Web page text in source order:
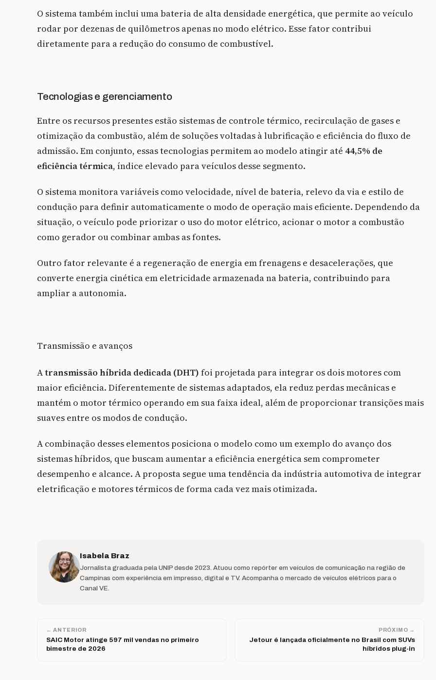
O sistema também inclui uma bateria de alta densidade energética, que permite ao veículo
rodar por dezenas de quilômetros apenas no modo elétrico. Esse fator contribui
diretamente para a redução do consumo de combustível.
Tecnologias e gerenciamento
Entre os recursos presentes estão sistemas de controle térmico, recirculação de gases e
otimização da combustão, além de soluções voltadas à lubrificação e eficiência do fluxo de
admissão. Em conjunto, essas tecnologias permitem ao modelo atingir até 44,5% de
eficiência térmica, índice elevado para veículos desse segmento.
O sistema monitora variáveis como velocidade, nível de bateria, relevo da via e estilo de
condução para definir automaticamente o modo de operação mais eficiente. Dependendo da
situação, o veículo pode priorizar o uso do motor elétrico, acionar o motor a combustão
como gerador ou combinar ambas as fontes.
Outro fator relevante é a regeneração de energia em frenagens e desacelerações, que
converte energia cinética em eletricidade armazenada na bateria, contribuindo para
ampliar a autonomia.
Transmissão e avanços
Atransmissão híbrida dedicada (DHT) foi projetada para integrar os dois motores com
maior eficiência. Diferentemente de sistemas adaptados, ela reduz perdas mecânicas e
mantém o motor térmico operando em sua faixa ideal, além de proporcionar transições mais
suaves entre os modos de condução.
A combinação desses elementos posiciona o modelo como um exemplo do avanço dos
sistemas híbridos, que buscam aumentar a eficiência energética sem comprometer
desempenho e alcance. A proposta segue uma tendência da indústria automotiva de integrar
eletrificação e motores térmicos de forma cada vez mais otimizada.
Isabela Braz
Jornalista graduada pela UNIP desde 2023. Atuou como repórter em veículos de comunicação na região de
Campinas com experiência em impresso, digital e TV. Acompanha o mercado de veículos elétricos para o
Canal VE.
← ANTERIOR
SAIC Motor atinge 597 mil vendas no primeiro
bimestre de 2026
PRÓXIMO →
Jetour é lançada oficialmente no Brasil com SUVs
híbridos plug-in